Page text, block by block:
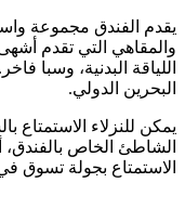
يقدم الفندق مجموعة
والمقاهي التي تقدم أشهى
اللياقة البدنية، وسبا
البحرين الدولي.
يمكن للنزلاء الاستمتاع
الشاطئ الخاص بالفندق،
الاستمتاع بجولة تسوق